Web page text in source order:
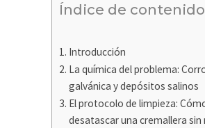
Índice de
Introducción
La química del problema:
galvánica y depósitos salinos
El protocolo de limpieza:
desatascar una cremallera sin